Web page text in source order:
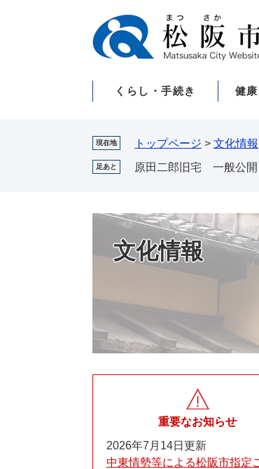
くらし・手続き 健
現在地 トップページ > 文化情報
足あと 原田二郎旧宅 一般公開
文化情報
重要なお知らせ
2026年7月14日更新
中東情勢等による松阪市指定